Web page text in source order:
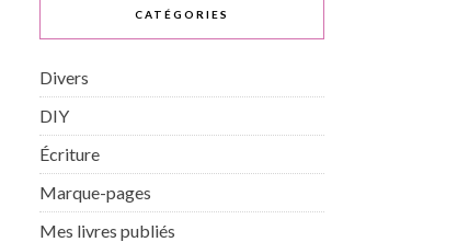
CATÉGORIES
Divers
DIY
Écriture
Marque-pages
Mes livres publiés